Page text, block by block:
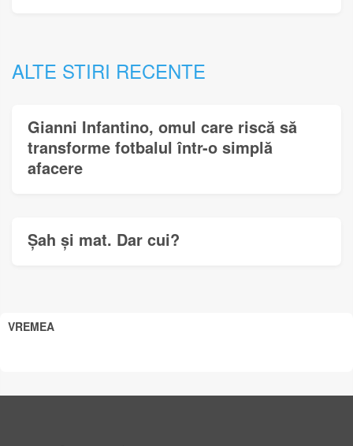
ALTE STIRI RECENTE
Gianni Infantino, omul care riscă să
transforme fotbalul într-o simplă
afacere
Șah și mat. Dar cui?
VREMEA